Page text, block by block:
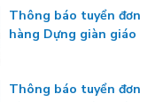
Thông báo tuyển đơn
hàng Dựng giàn giáo
Thông báo tuyển đơn